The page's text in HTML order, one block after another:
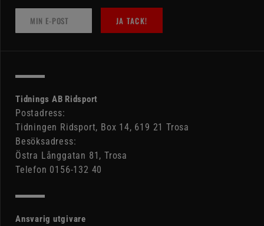
JA TACK!
Tidnings AB Ridsport
Postadress:
Tidningen Ridsport, Box 14, 619 21 Trosa
Besöksadress:
Östra Långgatan 81, Trosa
Telefon 0156-132 40
Ansvarig utgivare